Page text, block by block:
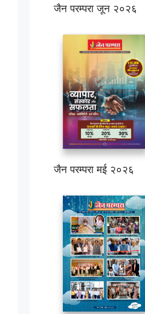
जैन परम्परा जून २०२६
जैन परम्परा मई २०२६